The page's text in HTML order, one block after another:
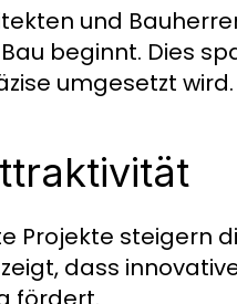
und
beginnt. Dies
umgesetzt wird.
Projekte steigern
dass